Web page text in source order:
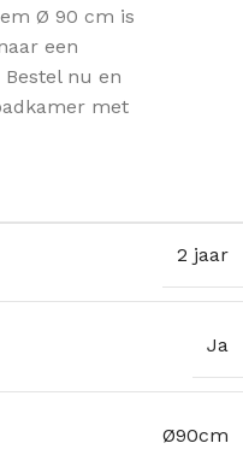
Ø 90 cm is
een
nu en
met
2 jaar
Ja
Ø90cm